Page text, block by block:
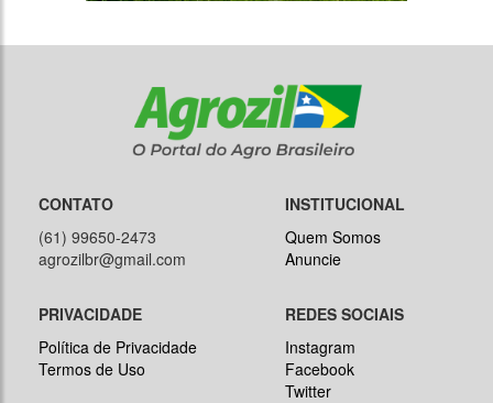
CONTATO
(61) 99650-2473
agrozilbr@gmail.com
INSTITUCIONAL
Quem Somos
Anuncie
PRIVACIDADE
Política de Privacidade
Termos de Uso
REDES SOCIAIS
Instagram
Facebook
Twitter